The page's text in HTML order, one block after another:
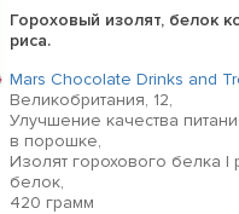
Гороховый изолят, белок
риса.
Mars Chocolate Drinks and
Великобритания, 12,
Улучшение качества
в порошке,
Изолят горохового белка |
белок,
420 грамм